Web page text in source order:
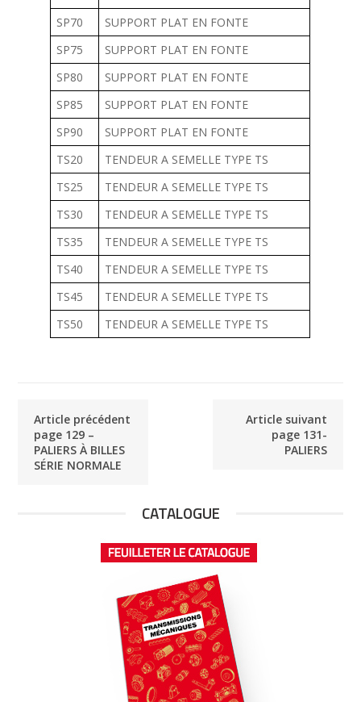
SP70
SUPPORT PLAT EN FONTE
SP75
SUPPORT PLAT EN FONTE
SP80
SUPPORT PLAT EN FONTE
SP85
SUPPORT PLAT EN FONTE
SP90
SUPPORT PLAT EN FONTE
TS20
TENDEUR A SEMELLE TYPE TS
TS25
TENDEUR A SEMELLE TYPE TS
TS30
TENDEUR A SEMELLE TYPE TS
TS35
TENDEUR A SEMELLE TYPE TS
TS40
TENDEUR A SEMELLE TYPE TS
TS45
TENDEUR A SEMELLE TYPE TS
TS50
TENDEUR A SEMELLE TYPE TS
Article précédent
page 129 –
PALIERS À BILLES
SÉRIE NORMALE
Article suivant
page 131-
PALIERS
CATALOGUE